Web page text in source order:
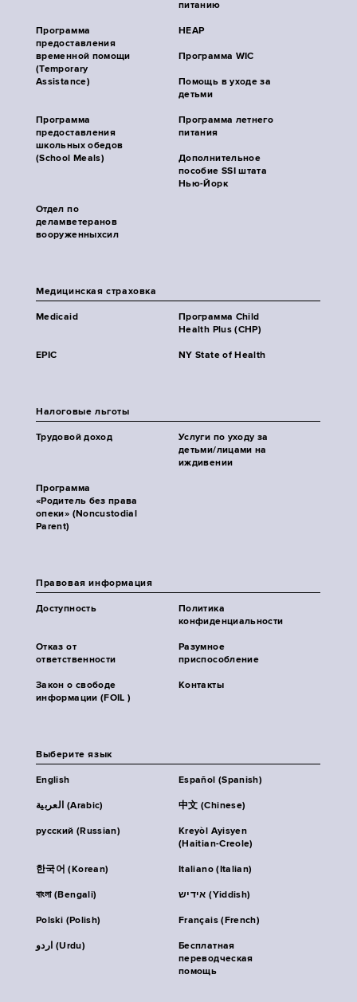
питанию
Программа
предоставления
временной помощи
(Temporary
Assistance)
HEAP
Программа WIC
Помощь в уходе за
детьми
Программа
предоставления
школьных обедов
(School Meals)
Программа летнего
питания
Дополнительное
пособие SSI штата
Нью-Йорк
Отдел по
деламветеранов
вооруженныхсил
Медицинская страховка
Medicaid
Программа Child
Health Plus (CHP)
EPIC NY State of Health
Налоговые льготы
Трудовой доход
Услуги по уходу за
детьми/лицами на
иждивении
Программа
«Родитель без права
опеки» (Noncustodial
Parent)
Правовая информация
Доступность
Политика
конфиденциальности
Отказ от
ответственности
Разумное
приспособление
Закон о свободе
информации (FOIL )
Контакты
Выберите язык
English Español (Spanish)
العربية (Arabic) 中文 (Chinese)
русский (Russian)
Kreyòl Ayisyen
(Haitian-Creole)
한국어 (Korean) Italiano (Italian)
বাংলা (Bengali) אידיש (Yiddish)
Polski (Polish) Français (French)
اردو (Urdu)
Бесплатная
переводческая
помощь